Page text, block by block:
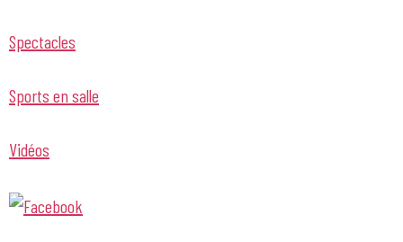
Spectacles
Sports en salle
Vidéos